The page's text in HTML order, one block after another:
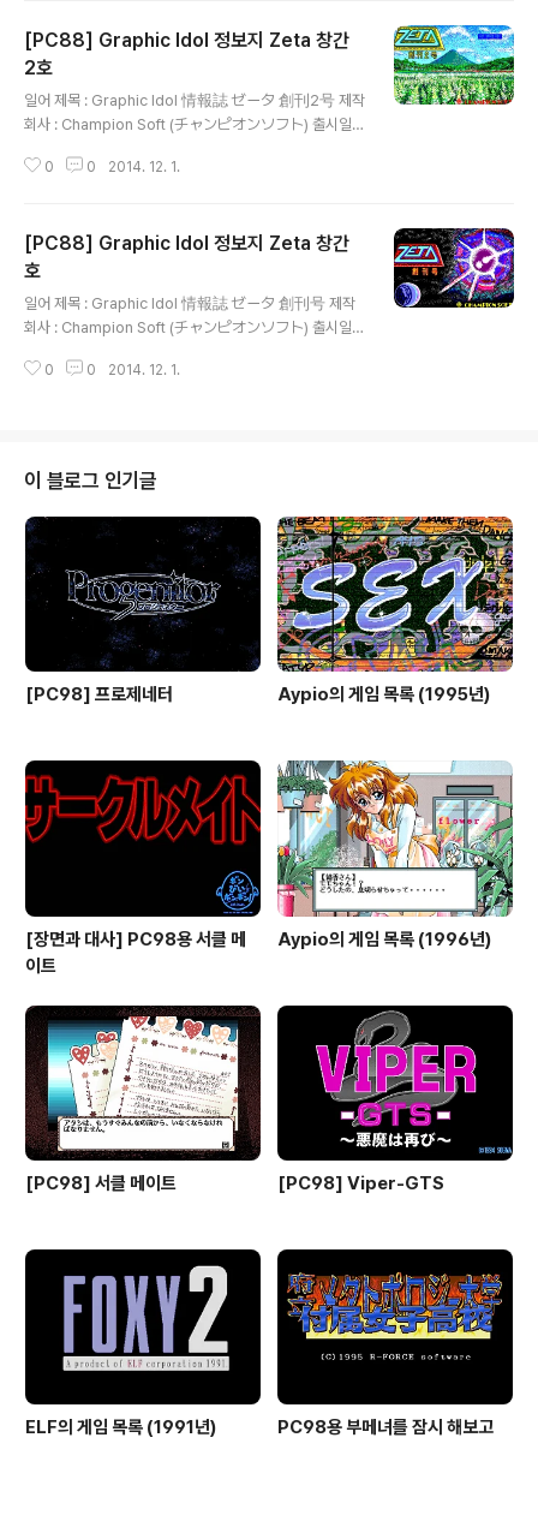
서로 스타일이 다른 가공의 아이돌인 Zeta Girl에 관한 여
러 기사와 단편 만화, 소설, CG 교실, 하드웨어 정보가 실
린 잡지와 CG로 표현한 아이돌을 감상할 수 있는 플로피
디스크를 제공하는 디스크 매거진인 그래픽 아이돌 정보지
Zeta 시리즈의 제3호로 Zeta Gal의 그림을 볼 수 있는 Z
eta Gal 10대 뉴스, ..
[PC88] Graphic Idol 정보지 Zeta 창간
2호
일어 제목 : Graphic Idol 情報誌 ゼータ 創刊2号 제작
회사 : Champion Soft (チャンピオンソフト) 출시일 :
980년대부터 꾸준히 성인용 게임을 제작하고 있는 Alice
로 스타일이 다른 가공의 아이돌인 Zeta Girl에 관한 여러
기사와 단편 만화, 소설, CG 교실, 하드웨어 정보가 실린
잡지와 CG로 표현한 아이돌을 감상할 수 있는 플로피 디
스크를 제공하는 디스크 매거진인 그래픽 아이돌 정보지 Z
eta 시리즈의 제2호로 미스 Zeta Gal 발표, 독자와 Zeta
Girl의 가상 데이트를..
0 0 2014. 12. 1.
[PC88] Graphic Idol 정보지 Zeta 창간
호
일어 제목 : Graphic Idol 情報誌 ゼータ 創刊号 제작
회사 : Champion Soft (チャンピオンソフト) 출시일 :
980년대부터 꾸준히 성인용 게임을 제작하고 있는 Alice
기사와 단편 만화, 소설, CG 교실, 하드웨어 정보가 실린
잡지와 CG로 표현한 아이돌을 감상할 수 있는 플로피 디
스크를 제공하는 디스크 매거진인 그래픽 아이돌 정보지 Z
eta 시리즈의 창간호로 6명의 여성(쿠라하시 유키코, 사와
무라 토모코, 미키 미키, 츠키야마 ..
0 0 2014. 12. 1.
이 블로그 인기글
[PC98] 프로제네터 Aypio의 게임 목록 (1995년)
[장면과 대사] PC98용 서클 메
이트
Aypio의 게임 목록 (1996년)
[PC98] 서클 메이트 [PC98] Viper-GTS
ELF의 게임 목록 (1991년) PC98용 부메녀를 잠시 해보고